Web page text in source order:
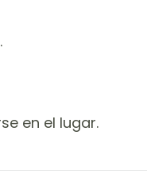
en el lugar.